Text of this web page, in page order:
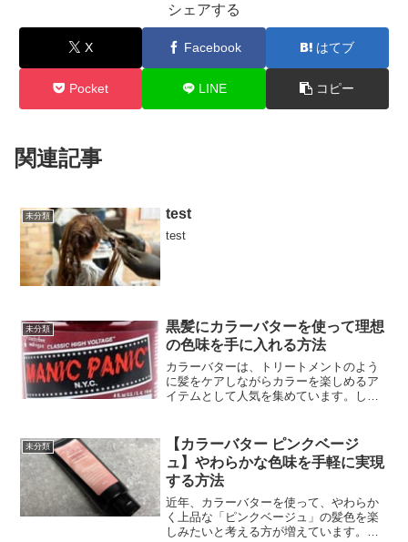
シェアする
X Facebook はてブ
Pocket LINE コピー
関連記事
未分類 test
test
未分類
黒髪にカラーバターを使って理想
の色味を手に入れる方法
カラーバターは、トリートメントのよう
に髪をケアしながらカラーを楽しめるア
イテムとして人気を集めています。しか
か。そこで今回は、黒髪にカラーバター
を使う際の注意点などを詳...
未分類
【カラーバター ピンクベージ
ュ】やわらかな色味を手軽に実現
する方法
近年、カラーバターを使って、やわらか
く上品な「ピンクベージュ」の髪色を楽
しみたいと考える方が増えています。ブ